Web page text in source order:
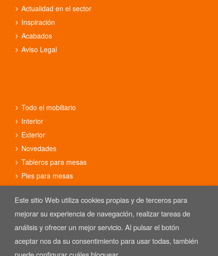
Actualidad en el sector
Inspiración
Acabados
Aviso Legal
Todo el mobiliario
Interior
Exterior
Novedades
Tableros para mesas
Pies para mesas
Copyright © 2025 REYMA mobiliario de hostelería. Las Imágenes de
Este sitio Web utiliza cookies propias y de terceros para
mejorar su experiencia de navegación, realizar tareas de
análisis y ofrecer un mejor servicio. Al pulsar el botón
aceptar nos da su consentimiento para usar todas, también